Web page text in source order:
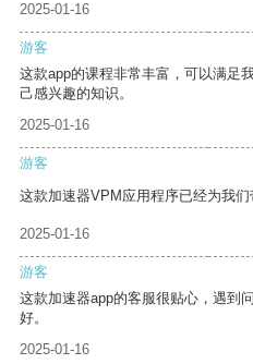
2025-01-16
游客
这款app的课程非常丰富，可以满足
己感兴趣的知识。
2025-01-16
游客
这款加速器VPM应用程序已经为我们
2025-01-16
游客
这款加速器app的客服很贴心，遇到
好。
2025-01-16